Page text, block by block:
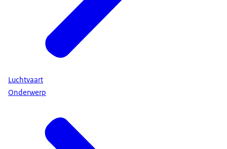
Luchtvaart
Onderwerp